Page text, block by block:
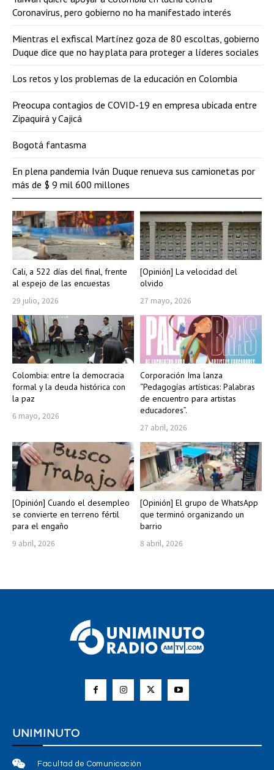
Cali, a 522 días del final, frente
al espejo de las encuestas
29 julio, 2026
[Opinión] La velocidad del
olvido
27 mayo, 2026
Colombia: entre la democracia
formal y la deuda histórica con
la paz
6 mayo, 2026
Corporación Ima lanza
“Pedagogías artísticas: Palabras
de encuentro para artistas
educadores”.
27 abril, 2026
[Opinión] Cuando el desempleo
se convierte en terreno fértil
para el engaño
9 abril, 2026
[Opinión] El grupo de WhatsApp
que terminó organizando un
barrio
8 abril, 2026
Coronavirus, pero gobierno no ha manifestado interés
Mientras el exfiscal Martínez goza de 80 escoltas, gobierno
Duque dice que no hay plata para proteger a líderes sociales
Los retos y los problemas de la educación en Colombia
Preocupa contagios de COVID-19 en empresa ubicada entre
Zipaquirá y Cajicá
Bogotá fantasma
En plena pandemia Iván Duque renueva sus camionetas por
más de $ 9 mil 600 millones
UNIMINUTO
Facultad de Comunicación